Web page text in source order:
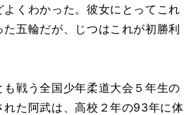
くわかった。彼女にとってこれ
五輪だが、じつはこれが初勝利
戦う全国少年柔道大会５年生の
れた阿武は、高校２年の93年に体